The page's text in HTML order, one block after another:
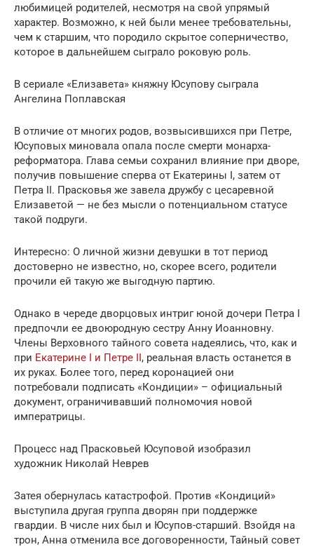
любимицей родителей, несмотря на свой упрямый
характер. Возможно, к ней были менее требовательны,
чем к старшим, что породило скрытое соперничество,
которое в дальнейшем сыграло роковую роль.
В сериале «Елизавета» княжну Юсупову сыграла
Ангелина Поплавская
В отличие от многих родов, возвысившихся при Петре,
Юсуповых миновала опала после смерти монарха-
реформатора. Глава семьи сохранил влияние при дворе,
получив повышение сперва от Екатерины I, затем от
Петра II. Прасковья же завела дружбу с цесаревной
Елизаветой — не без мысли о потенциальном статусе
такой подруги.
Интересно: О личной жизни девушки в тот период
достоверно не известно, но, скорее всего, родители
прочили ей такую же выгодную партию.
Однако в череде дворцовых интриг юной дочери Петра I
предпочли ее двоюродную сестру Анну Иоанновну.
Члены Верховного тайного совета надеялись, что, как и
при Екатерине I и Петре II, реальная власть останется в
их руках. Более того, перед коронацией они
потребовали подписать «Кондиции» – официальный
документ, ограничивавший полномочия новой
императрицы.
Процесс над Прасковьей Юсуповой изобразил
художник Николай Неврев
Затея обернулась катастрофой. Против «Кондиций»
выступила другая группа дворян при поддержке
гвардии. В числе них был и Юсупов-старший. Взойдя на
трон, Анна отменила все договоренности, Тайный совет